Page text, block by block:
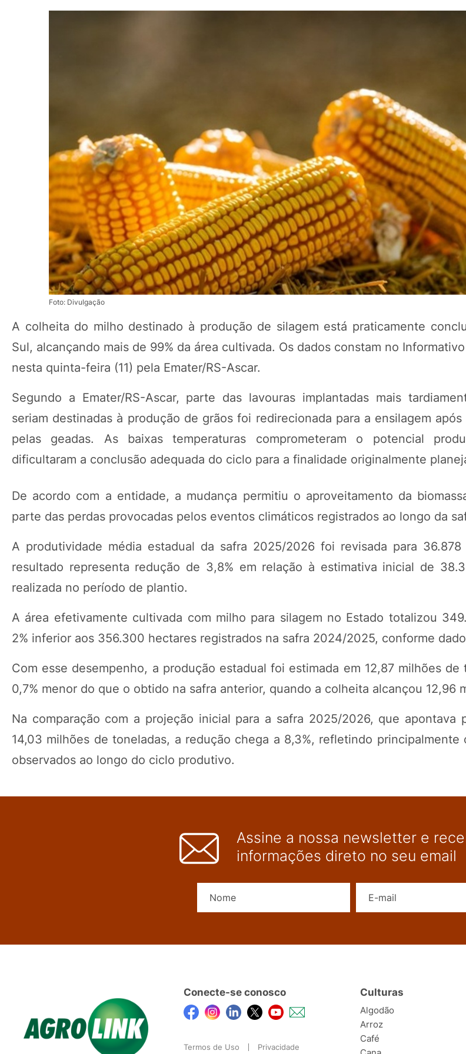
Foto: Divulgação
A colheita do milho destinado à produção de silagem está praticamente
Sul, alcançando mais de 99% da área cultivada. Os dados constam no
nesta quinta-feira (11) pela Emater/RS-Ascar.
Segundo a Emater/RS-Ascar, parte das lavouras implantadas mais
seriam destinadas à produção de grãos foi redirecionada para a ensilagem
pelas geadas. As baixas temperaturas comprometeram o potencial
dificultaram a conclusão adequada do ciclo para a finalidade originalmente
De acordo com a entidade, a mudança permitiu o aproveitamento da
parte das perdas provocadas pelos eventos climáticos registrados ao longo da
A produtividade média estadual da safra 2025/2026 foi revisada para
resultado representa redução de 3,8% em relação à estimativa inicial de
realizada no período de plantio.
A área efetivamente cultivada com milho para silagem no Estado totalizou
2% inferior aos 356.300 hectares registrados na safra 2024/2025, conforme
Com esse desempenho, a produção estadual foi estimada em 12,87 milhões de
0,7% menor do que o obtido na safra anterior, quando a colheita alcançou 12,96
Na comparação com a projeção inicial para a safra 2025/2026, que apontava
14,03 milhões de toneladas, a redução chega a 8,3%, refletindo principalmente
observados ao longo do ciclo produtivo.
Assine a nossa newsletter e
informações direto no seu email
Conecte-se conosco
Termos de Uso Privacidade
Culturas
Algodão
Arroz
Café